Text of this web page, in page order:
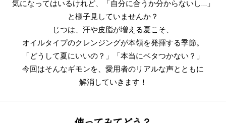
気になってはいるけれど、「自分に合うか分からないし…」
と様子見していませんか？
じつは、汗や皮脂が増える夏こそ、
オイルタイプのクレンジングが本領を発揮する季節。
「どうして夏にいいの？」「本当にベタつかない？」
今回はそんなギモンを、愛用者のリアルな声とともに
解消していきます！